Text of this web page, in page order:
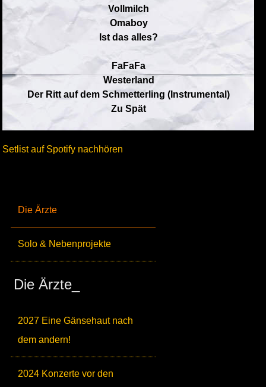
Die Ärzte
Solo & Nebenprojekte
Die Ärzte_
2027 Eine Gänsehaut nach
dem andern!
2024 Konzerte vor den
Vollmilch
Omaboy
Ist das alles?
FaFaFa
Westerland
Der Ritt auf dem Schmetterling (Instrumental)
Zu Spät
Setlist auf Spotify nachhören